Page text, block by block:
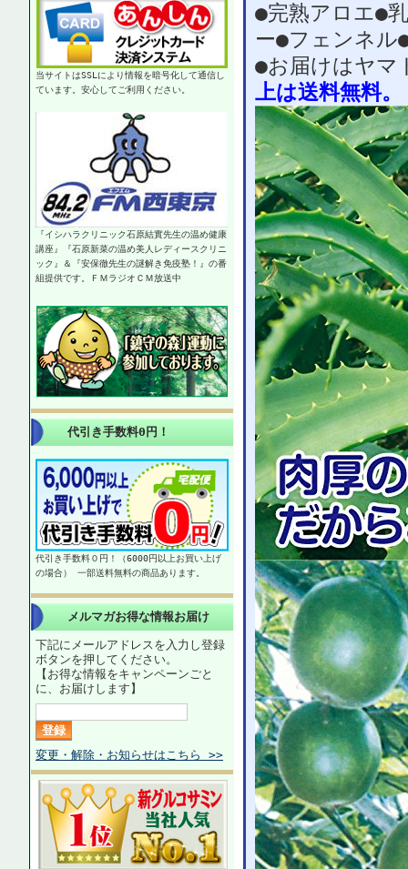
当サイトはSSLにより情報を暗号化して通信し
ています。安心してご利用ください。
『イシハラクリニック石原結實先生の温め健康
講座』『石原新菜の温め美人レディースクリニ
ック』＆『安保徹先生の謎解き免疫塾！』の番
組提供です。ＦＭラジオＣＭ放送中
代引き手数料0円！
代引き手数料０円！（6000円以上お買い上げ
の場合） 一部送料無料の商品あります。
メルマガお得な情報お届け
下記にメールアドレスを入力し登録
ボタンを押してください。
【お得な情報をキャンペーンごと
に、お届けします】
変更・解除・お知らせはこちら >>
●完熟アロエ●
ー●フェンネル
●お届けはヤ
上は送料無料。